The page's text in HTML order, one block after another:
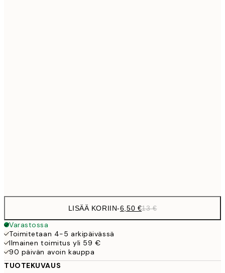
LISÄÄ KORIIN-6,50 €13 €
Varastossa
Toimitetaan 4-5 arkipäivässä
Ilmainen toimitus yli 59 €
90 päivän avoin kauppa
TUOTEKUVAUS